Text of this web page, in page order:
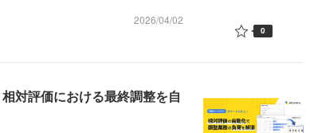
2026/04/02
0
対評価における最終調整を自